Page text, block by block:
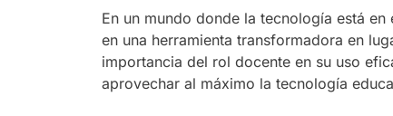
En un mundo donde la tecnología está
en una herramienta transformadora en
importancia del rol docente en su uso
aprovechar al máximo la tecnología